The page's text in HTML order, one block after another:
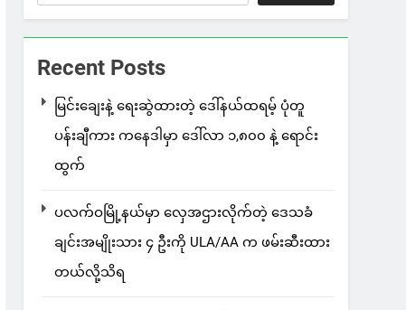
Recent Posts
မြင်းချေးနဲ့ ရေးဆွဲထားတဲ့ ဒေါ်နယ်ထရမ့် ပုံတူ
ပန်းချီကား ကနေဒါမှာ ဒေါ်လာ ၁,၈၀၀ နဲ့ ရောင်း
ထွက်
ပလက်ဝမြို့နယ်မှာ လှေအဌားလိုက်တဲ့ ဒေသခံ
ချင်းအမျိုးသား ၄ ဦးကို ULA/AA က ဖမ်းဆီးထား
တယ်လို့သိရ